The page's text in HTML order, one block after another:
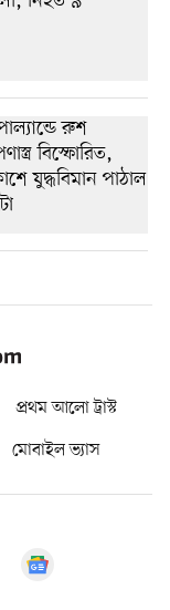
প্রথম আলো ট্রাস্ট
মোবাইল ভ্যাস